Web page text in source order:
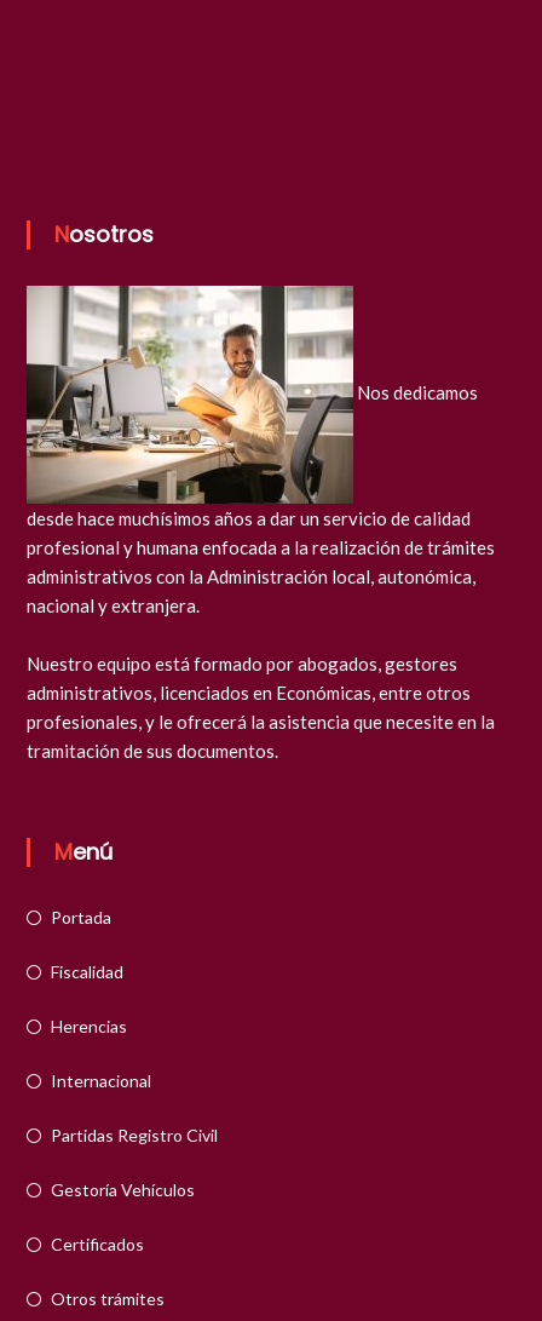
Nosotros
Nos dedicamos
desde hace muchísimos años a dar un servicio de calidad
profesional y humana enfocada a la realización de trámites
administrativos con la Administración local, autonómica,
nacional y extranjera.
Nuestro equipo está formado por abogados, gestores
administrativos, licenciados en Económicas, entre otros
profesionales, y le ofrecerá la asistencia que necesite en la
tramitación de sus documentos.
Menú
Portada
Fiscalidad
Herencias
Internacional
Partidas Registro Civil
Gestoría Vehículos
Certificados
Otros trámites